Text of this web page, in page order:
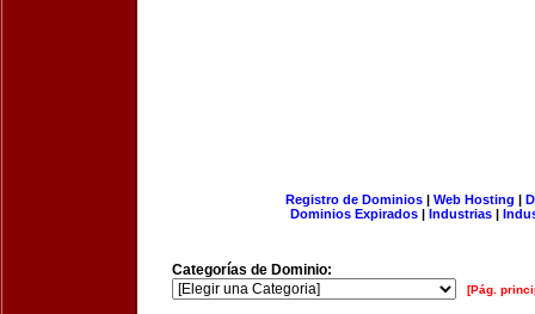
Registro de Dominios| Web Hosting |
Dominios Expirados | Industrias |
Categorías de Dominio:
[Pág.